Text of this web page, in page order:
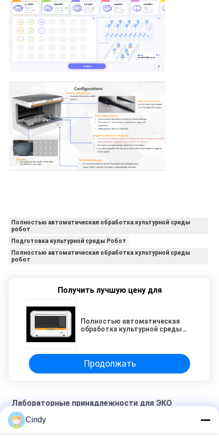
Полностью автоматическая обработка культурной среды
робот
Подготовка культурной среды Робот
Полностью автоматическая обработка культурной среды
робот
Получить лучшую цену для
Полностью автоматическая
обработка культурной среды
Продолжать
Лабораторные принадлежности для ЭКО
Рабочая станция ART
Cindy